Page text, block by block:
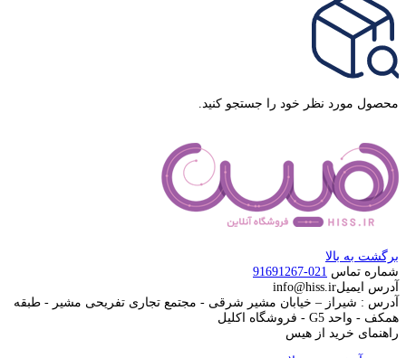
محصول مورد نظر خود را جستجو کنید.
برگشت به بالا
شماره تماس 021-91691267
آدرس ایمیلinfo@hiss.ir
آدرس : شیراز – خیابان مشیر شرقی - مجتمع تجاری تفریحی مشیر - طبقه
همکف - واحد G5 - فروشگاه اکلیل
راهنمای خرید از هیس